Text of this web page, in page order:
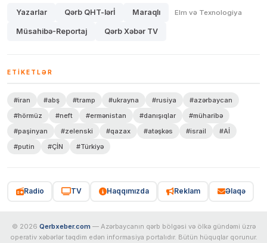
Yazarlar Qərb QHT-lərİ Maraqlı Elm və Texnologiya
Müsahibə-Reportaj Qərb Xəbər TV
ETIKETLƏR
#iran #abş #tramp #ukrayna #rusiya
#azərbaycan
#hörmüz
#neft #ermənistan #danışıqlar
#müharibə
#paşinyan
#zelenski #qazax #atəşkəs #israil
#Aİ
#putin
#ÇİN #Türkiyə
Radio TV Haqqımızda Reklam Əlaqə
© 2026 Qerbxeber.com — Azərbaycanın qərb bölgəsi və ölkə gündəmi üzrə
operativ xəbərlər təqdim edən informasiya portalıdır. Bütün hüquqlar qorunur.